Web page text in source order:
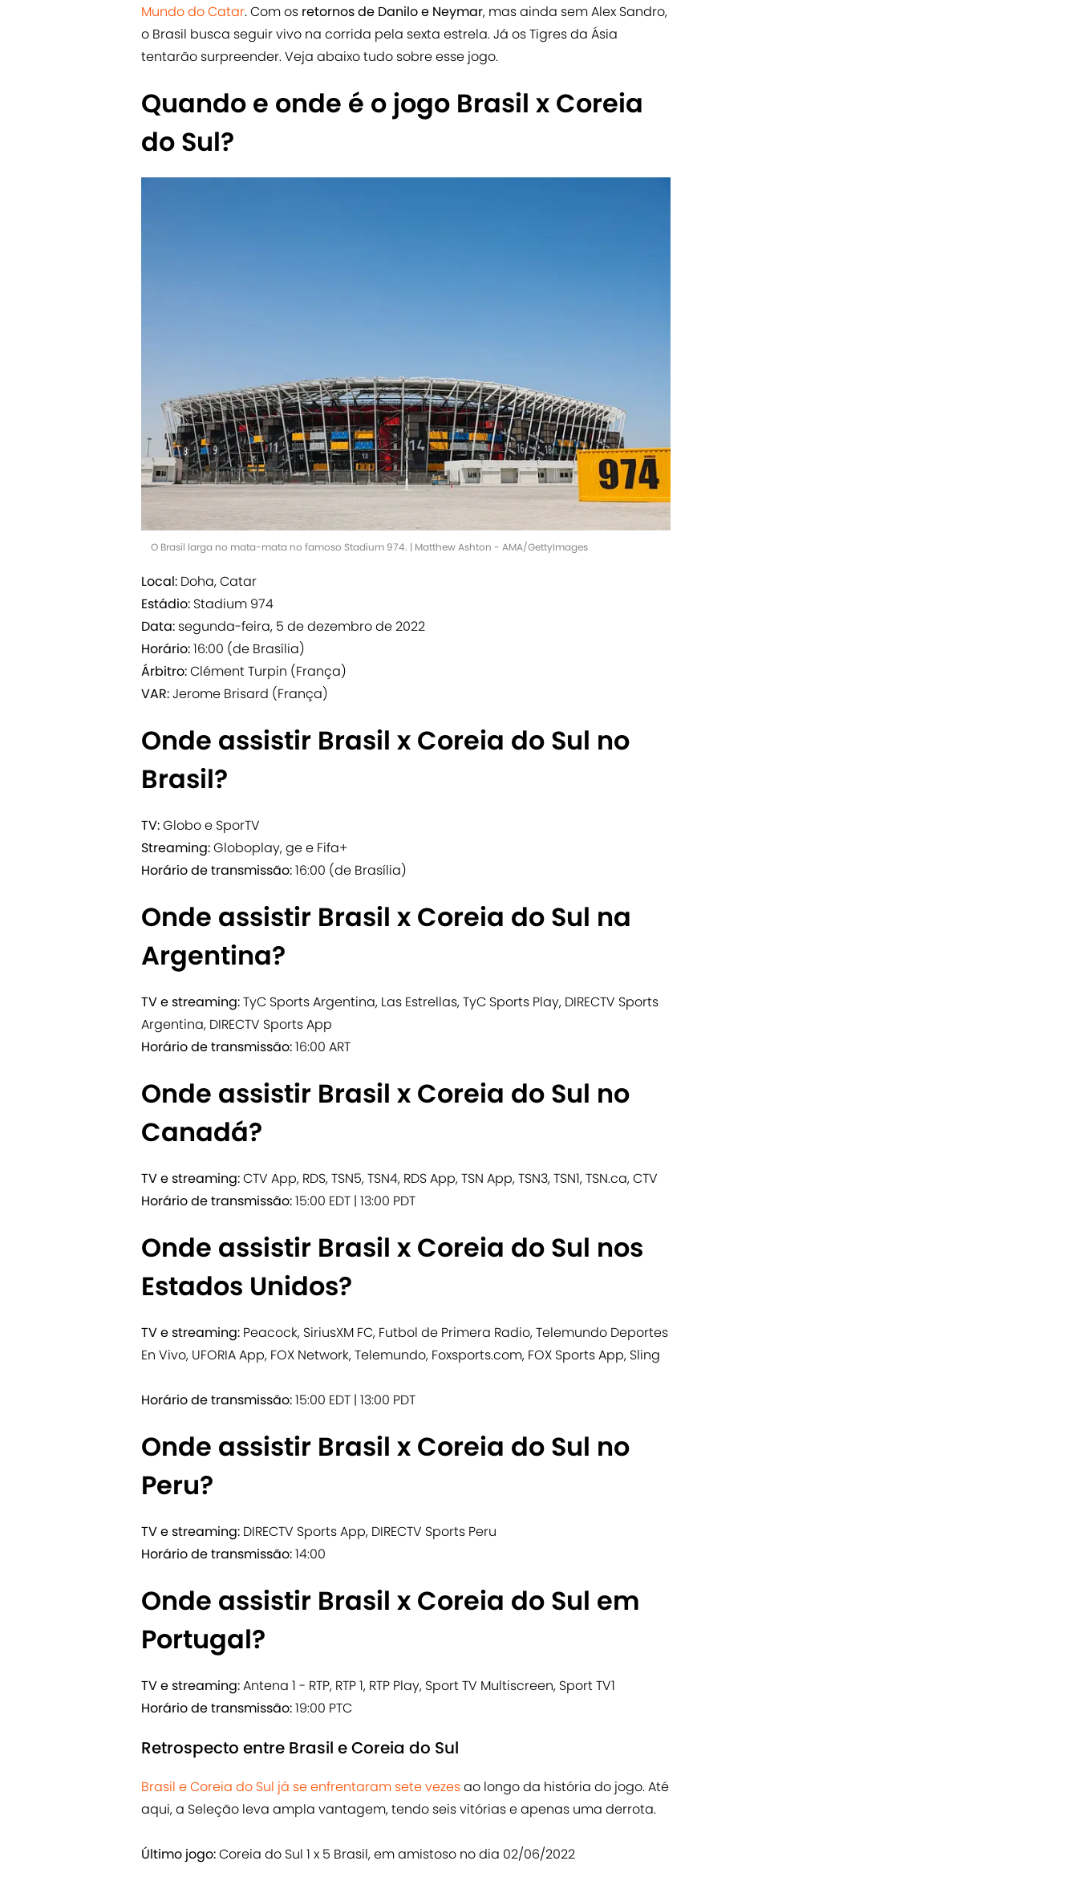
Mundo do Catar. Com os retornos de Danilo e Neymar, mas ainda sem Alex Sandro,
o Brasil busca seguir vivo na corrida pela sexta estrela. Já os Tigres da Ásia
tentarão surpreender. Veja abaixo tudo sobre esse jogo.
Quando e onde é o jogo Brasil x Coreia
do Sul?
O Brasil larga no mata-mata no famoso Stadium 974. | Matthew Ashton - AMA/GettyImages
Local: Doha, Catar
Estádio: Stadium 974
Data: segunda-feira, 5 de dezembro de 2022
Horário:16:00 (de Brasília)
Árbitro:Clément Turpin (França)
VAR:Jerome Brisard (França)
Onde assistir Brasil x Coreia do Sul no
Brasil?
TV:Globo e SporTV
Streaming:Globoplay, ge e Fifa+
Horário de transmissão:16:00 (de Brasília)
Onde assistir Brasil x Coreia do Sul na
Argentina?
TV e streaming:TyC Sports Argentina, Las Estrellas, TyC Sports Play, DIRECTV Sports
Argentina, DIRECTV Sports App
Horário de transmissão:16:00 ART
Onde assistir Brasil x Coreia do Sul no
Canadá?
TV e streaming:CTV App, RDS, TSN5, TSN4, RDS App, TSN App, TSN3, TSN1, TSN.ca, CTV
Horário de transmissão:15:00 EDT | 13:00 PDT
Onde assistir Brasil x Coreia do Sul nos
Estados Unidos?
TV e streaming: Peacock, SiriusXM FC, Futbol de Primera Radio, Telemundo Deportes
En Vivo, UFORIA App, FOX Network, Telemundo, Foxsports.com, FOX Sports App, Sling
Horário de transmissão:15:00 EDT | 13:00 PDT
Onde assistir Brasil x Coreia do Sul no
Peru?
TV e streaming: DIRECTV Sports App, DIRECTV Sports Peru
Horário de transmissão:14:00
Onde assistir Brasil x Coreia do Sul em
Portugal?
TV e streaming:Antena 1 - RTP, RTP 1, RTP Play, Sport TV Multiscreen, Sport TV1
Horário de transmissão:19:00 PTC
Retrospecto entre Brasil e Coreia do Sul
Brasil e Coreia do Sul já se enfrentaram sete vezesao longo da história do jogo. Até
aqui, a Seleção leva ampla vantagem, tendo seis vitórias e apenas uma derrota.
Último jogo:Coreia do Sul 1 x 5 Brasil, em amistoso no dia 02/06/2022